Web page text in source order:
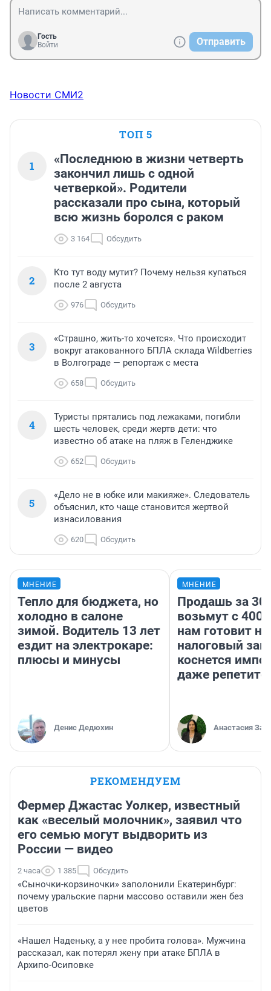
Гость
Войти
Отправить
Новости СМИ2
ТОП 5
1
«Последнюю в жизни четверть
закончил лишь с одной
четверкой». Родители
рассказали про сына, который
всю жизнь боролся с раком
3 164 Обсудить
2
Кто тут воду мутит? Почему нельзя купаться
после 2 августа
976 Обсудить
3
«Страшно, жить-то хочется». Что происходит
вокруг атакованного БПЛА склада Wildberries
в Волгограде — репортаж с места
658 Обсудить
4
Туристы прятались под лежаками, погибли
шесть человек, среди жертв дети: что
известно об атаке на пляж в Геленджике
652 Обсудить
5
«Дело не в юбке или макияже». Следователь
объяснил, кто чаще становится жертвой
изнасилования
620 Обсудить
МНЕНИЕ
Тепло для бюджета, но
холодно в салоне
зимой. Водитель 13 лет
ездит на электрокаре:
плюсы и минусы
Денис Дедюхин
МНЕНИЕ
Продашь за
возьмут с
нам готовит
налоговый
коснется
даже
Анастасия
РЕКОМЕНДУЕМ
Фермер Джастас Уолкер, известный
как «веселый молочник», заявил что
его семью могут выдворить из
России — видео
2 часа 1 385 Обсудить
«Сыночки-корзиночки» заполонили Екатеринбург:
почему уральские парни массово оставили жен без
цветов
«Нашел Наденьку, а у нее пробита голова». Мужчина
рассказал, как потерял жену при атаке БПЛА в
Архипо-Осиповке